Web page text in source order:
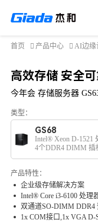
首页 产品中心 AI边缘
高效存储 安全
今年会 存储服务器
类型：
GS68
Intel® Xeon D-1521
4个DDR4 DIMM 插
产品特性：
企业级存储解决方案
Intel® Core i3-6100 处理
双通道SO-DIMM DDR4
1x COM接口,1x VGA